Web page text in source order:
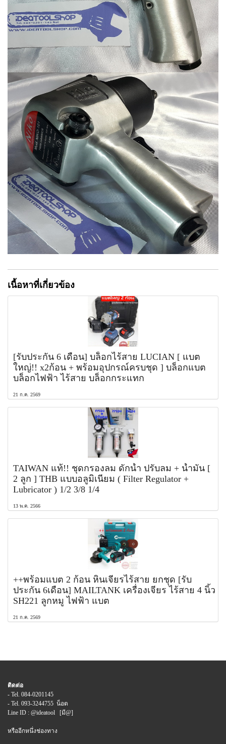
เนื้อหาที่เกี่ยวข้อง
[รับประกัน 6 เดือน] บล็อกไร้สาย LUCIAN [ แบต
ใหญ่!! x2ก้อน + พร้อมอุปกรณ์ครบชุด ] บล็อกแบต
บล็อกไฟฟ้า ไร้สาย บล็อกกระแทก
21 ก.ค. 2569
TAIWAN แท้!! ชุดกรองลม ดักน้ำ ปรับลม + น้ำมัน [
2 ลูก ] THB แบบอลูมิเนียม ( Filter Regulator +
Lubricator ) 1/2 3/8 1/4
13 พ.ค. 2566
++พร้อมแบต 2 ก้อน หินเจียรไร้สาย ยกชุด [รับ
ประกัน 6เดือน] MAILTANK เครื่องเจียร ไร้สาย 4 นิ้ว
SH221 ลูกหมู ไฟฟ้า แบต
21 ก.ค. 2569
ติดต่อ
- Tel. 084-0201145
- Tel. 093-3244755 น็อต
Line ID : @ideatool [มี@]
หรืออีกหนึ่งช่องทาง